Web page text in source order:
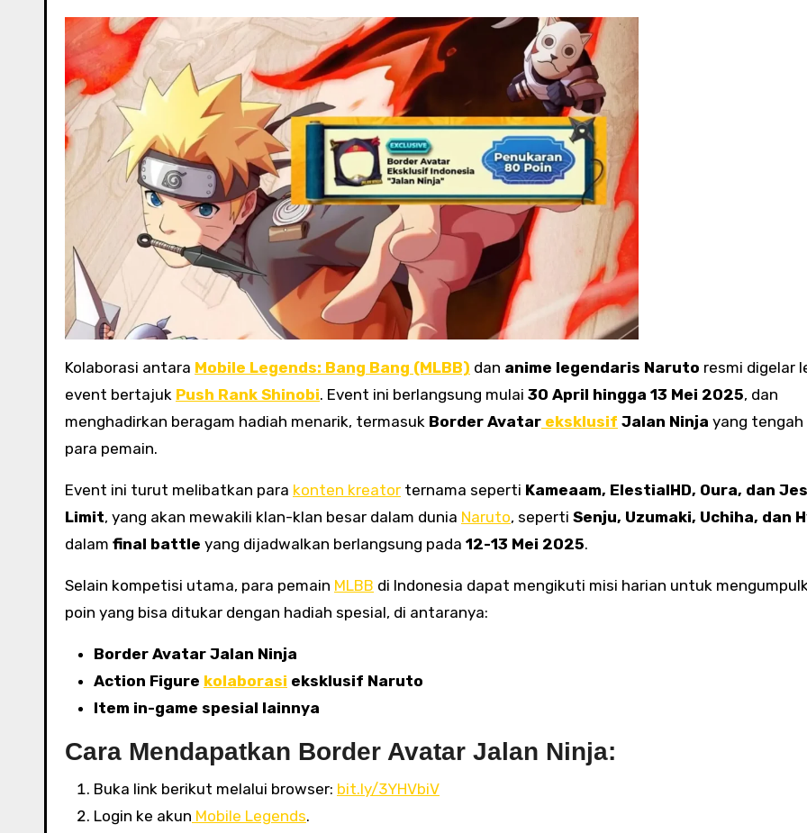
Kolaborasi antara Mobile Legends: Bang Bang (MLBB) dan anime legendaris Naruto resmi digelar
event bertajuk Push Rank Shinobi. Event ini berlangsung mulai 30 April hingga 13 Mei 2025, dan
menghadirkan beragam hadiah menarik, termasuk Border Avatar eksklusif Jalan Ninja yang tengah
para pemain.
Event ini turut melibatkan para konten kreator ternama seperti Kameaam, ElestialHD, Oura, dan
Limit, yang akan mewakili klan-klan besar dalam dunia Naruto, seperti Senju, Uzumaki, Uchiha, dan
dalam final battle yang dijadwalkan berlangsung pada 12-13 Mei 2025.
Selain kompetisi utama, para pemain MLBB di Indonesia dapat mengikuti misi harian untuk
poin yang bisa ditukar dengan hadiah spesial, di antaranya:
Border Avatar Jalan Ninja
Action Figure kolaborasi eksklusif Naruto
Item in-game spesial lainnya
Cara Mendapatkan Border Avatar Jalan Ninja:
Buka link berikut melalui browser: bit.ly/3YHVbiV
Login ke akun Mobile Legends.